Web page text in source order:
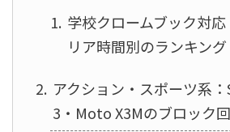
学校クロームブック対
リア時間別のランキング
アクション・スポーツ系
3・Moto X3Mのブロック